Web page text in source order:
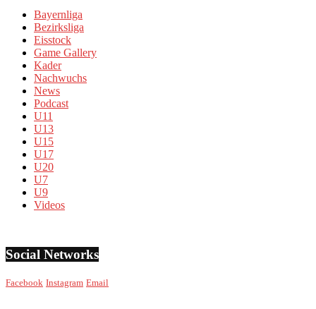
Bayernliga
Bezirksliga
Eisstock
Game Gallery
Kader
Nachwuchs
News
Podcast
U11
U13
U15
U17
U20
U7
U9
Videos
Social Networks
Facebook Instagram Email